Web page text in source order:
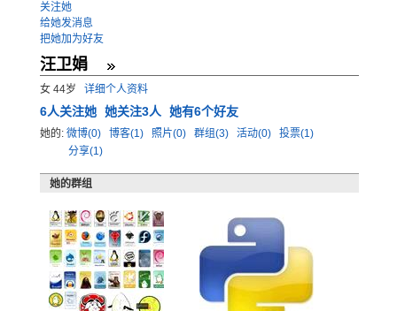
关注她
给她发消息
把她加为好友
汪卫娟
女 44岁 详细个人资料
6人关注她 她关注3人 她有6个好友
她的: 微博(0) 博客(1) 照片(0) 群组(3) 活动(0)
投票(1)
分享(1)
她的群组